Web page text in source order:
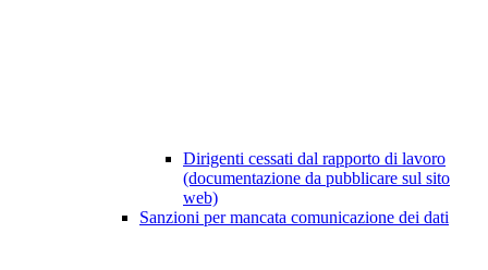
Dirigenti cessati dal rapporto di lavoro
(documentazione da pubblicare sul sito
web)
Sanzioni per mancata comunicazione dei dati